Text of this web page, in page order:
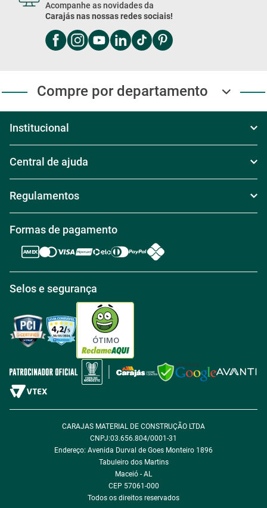
Acompanhe as novidades da
Carajás nas nossas redes sociais!
Compre por departamento
Institucional
Televendas
Nossas Lojas
Trabalhe conosco
Central de atendimento
Central de ajuda
Política de Troca
Política de Reembolso
Política de Entrega
Política de Privacidade
Política de Cookie
Política de Desconto
Fale com encarregado de dados
Regulamentos
Regras de Desconto
Regulamento Aniversário Premiado
Formas de pagamento
Selos e segurança
ÓTIMO
CARAJAS MATERIAL DE CONSTRUÇÃO LTDA
CNPJ:03.656.804/0001-31
Endereço: Avenida Durval de Goes Monteiro 1896
Tabuleiro dos Martins
Maceió - AL
CEP 57061-000
Todos os direitos reservados